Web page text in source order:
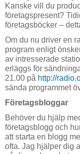
Kanske vill du
företagspresent?
företagsböcker –
Om du nu driver en
program enligt
av intresserade
erläggs för
21.00 på http://
sända programmet
Företagsbloggar
Behöver du hjälp
företagsblogg och
att starta en blogg
ofta. Jag hjälper dig